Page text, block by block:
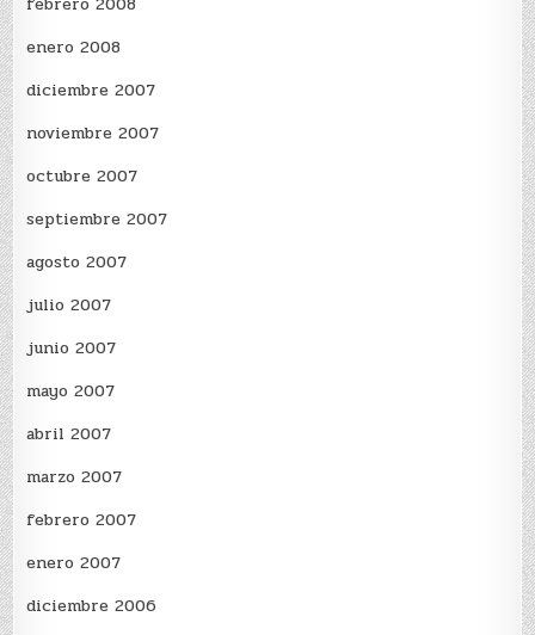
enero 2008
diciembre 2007
noviembre 2007
octubre 2007
septiembre 2007
agosto 2007
julio 2007
junio 2007
mayo 2007
abril 2007
marzo 2007
febrero 2007
enero 2007
diciembre 2006